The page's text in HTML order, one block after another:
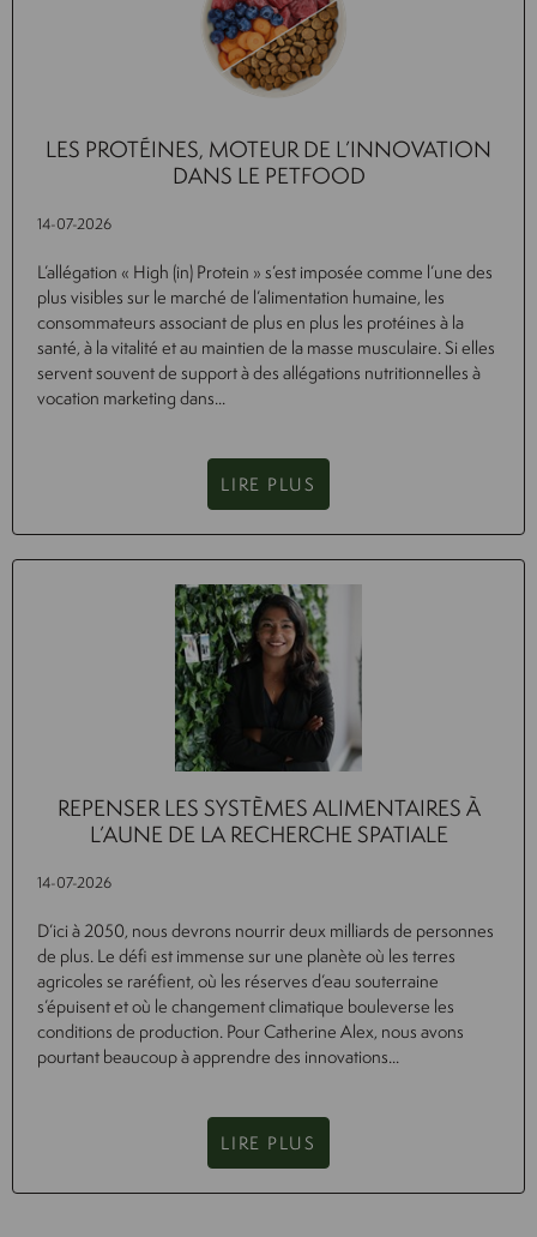
LES PROTÉINES, MOTEUR DE L’INNOVATION
DANS LE PETFOOD
14-07-2026
L’allégation « High (in) Protein » s’est imposée comme l’une des
plus visibles sur le marché de l’alimentation humaine, les
consommateurs associant de plus en plus les protéines à la
santé, à la vitalité et au maintien de la masse musculaire. Si elles
servent souvent de support à des allégations nutritionnelles à
vocation marketing dans...
LIRE PLUS
REPENSER LES SYSTÈMES ALIMENTAIRES À
L’AUNE DE LA RECHERCHE SPATIALE
14-07-2026
D’ici à 2050, nous devrons nourrir deux milliards de personnes
de plus. Le défi est immense sur une planète où les terres
agricoles se raréfient, où les réserves d’eau souterraine
s’épuisent et où le changement climatique bouleverse les
conditions de production. Pour Catherine Alex, nous avons
pourtant beaucoup à apprendre des innovations...
LIRE PLUS